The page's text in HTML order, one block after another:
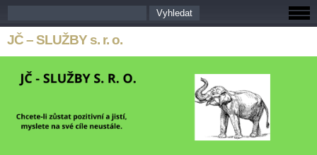
JČ – SLUŽBY s. r. o.